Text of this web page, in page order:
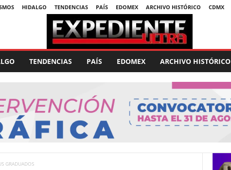
HIDALGO TENDENCIAS PAÍS EDOMEX ARCHIVO HISTÓRICO CDMX
TENDENCIAS PAÍS EDOMEX ARCHIVO HISTÓRICO
GRADUADOS